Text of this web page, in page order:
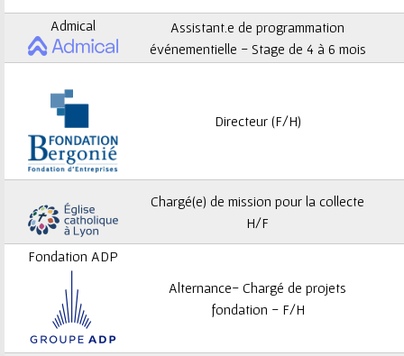
i
Admical
Assistant.e de programmation
événementielle - Stage de 4 à 6 mois
Directeur (F/H)
Chargé(e) de mission pour la collecte
H/F
Fondation ADP
Alternance- Chargé de projets
fondation - F/H